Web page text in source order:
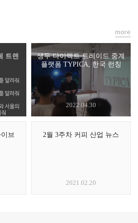
트렌
생두 다이렉트 트레이드 중계
플랫폼 TYPICA, 한국 런칭
2022.04.30
브 2월 3주차 커피 산업 뉴스
2021.02.20
more